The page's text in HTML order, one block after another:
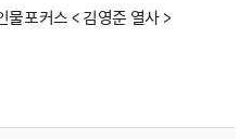
포커스 < 김영준 열사 >